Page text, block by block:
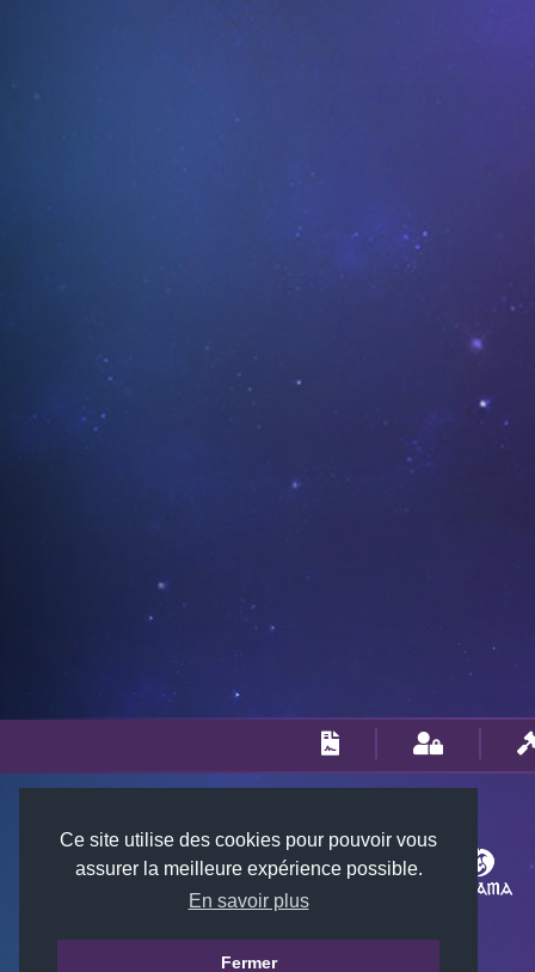
Ce site utilise des cookies pour pouvoir vous
assurer la meilleure expérience possible.
En savoir plus
Fermer